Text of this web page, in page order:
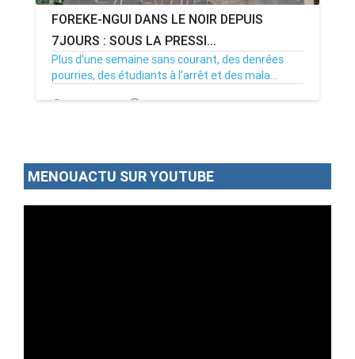
FOREKE-NGUI DANS LE NOIR DEPUIS
7JOURS : SOUS LA PRESSI...
Plus d’une semaine sans courant, des denrées
pourries, des étudiants à l’arrêt et des mala...
02/07/26 Par MenouActu 0
MENOUACTU SUR YOUTUBE